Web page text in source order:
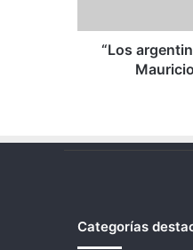
Macri
“Los
Categorías